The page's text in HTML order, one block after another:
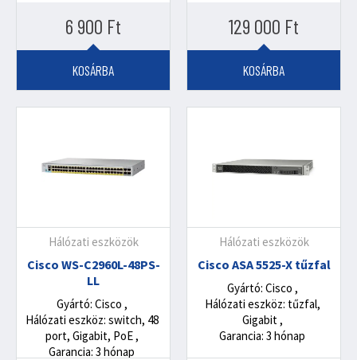
6 900 Ft
KOSÁRBA
129 000 Ft
KOSÁRBA
Hálózati eszközök
Cisco WS-C2960L-48PS-
LL
Gyártó: Cisco
Hálózati eszköz: switch, 48
port, Gigabit, PoE
Garancia: 3 hónap
Hálózati eszközök
Cisco ASA 5525-X tűzfal
Gyártó: Cisco
Hálózati eszköz: tűzfal,
Gigabit
Garancia: 3 hónap